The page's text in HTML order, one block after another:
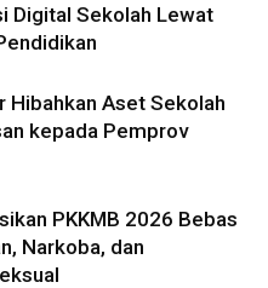
Digital Sekolah Lewat
Hibahkan Aset Sekolah
kepada Pemprov
PKKMB 2026 Bebas
Narkoba, dan